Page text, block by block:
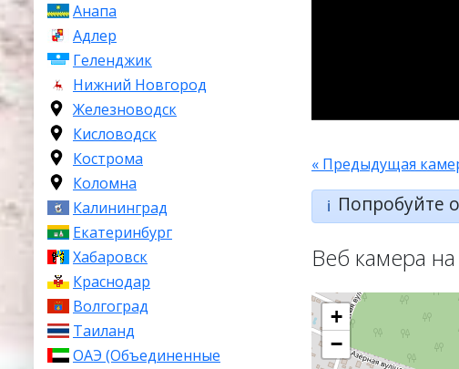
Анапа
Адлер
Геленджик
Нижний Новгород
Железноводск
Кисловодск
Кострома
Коломна
Калининград
Екатеринбург
Хабаровск
Краснодар
Волгоград
Таиланд
ОАЭ (Объединенные
« Предыдущая
ℹ️ Попробуйте
Веб камера
+
−